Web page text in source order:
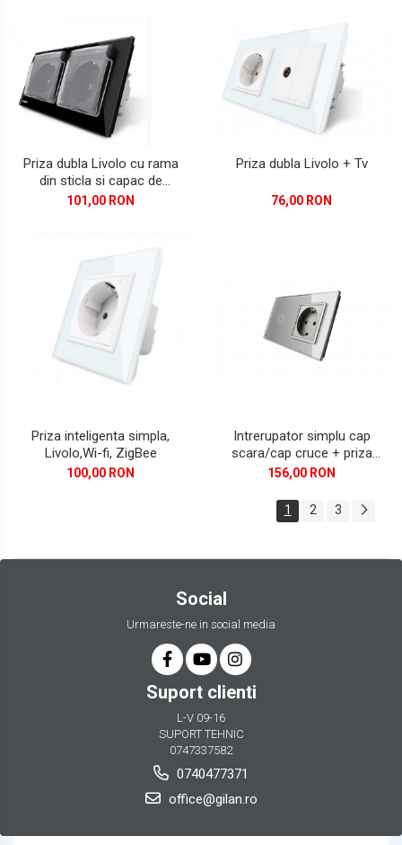
Priza dubla Livolo cu rama
din sticla si capac de
protectie rezistent la apa
101,00 RON
Priza dubla Livolo + Tv
76,00 RON
Priza inteligenta simpla,
Livolo,Wi-fi, ZigBee
100,00 RON
Intrerupator simplu cap
scara/cap cruce + priza
simpla Livolo rama din sticla
156,00 RON
1 2 3
Social
Urmareste-ne in social media
Suport clienti
L-V 09-16
SUPORT TEHNIC
0747337582
0740477371
office@gilan.ro